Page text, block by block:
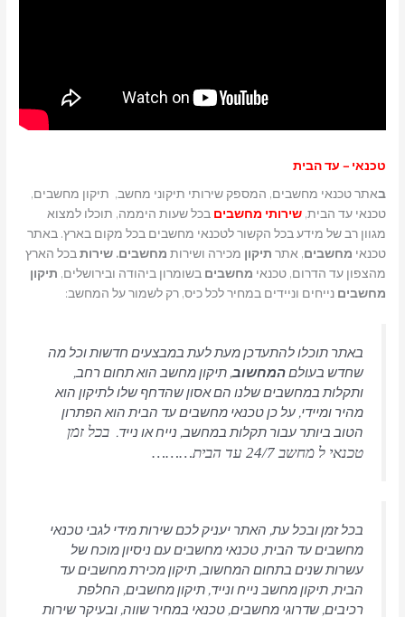
טכנאי – עד הבית
אתר טכנאי מחשבים, המספק שירותי תיקוני מחשב, תיקון מחשבים,
טכנאי עד הבית,שירותי מחשביםבכל שעות היממה, תוכלו למצוא
מגוון רב של מידע בכל הקשור לטכנאי מחשבים בכל מקום בארץ. באתר
טכנאימחשבים, אתרתיקוןמכירה ושירותמחשבים. שירותבכל הארץ
מהצפון עד הדרום, טכנאימחשביםבשומרון ביהודה ובירושלים,תיקון
מחשביםנייחים וניידים במחיר לכל כיס, רק לשמור על המחשב:
באתר תוכלו להתעדכן מעת לעת במבצעים חדשות וכל מה
שחדש בעולםהמחשוב, תיקון מחשב הוא תחום רחב,
ותקלות במחשבים שלנו הם אסון שהדחף שלו לתיקון הוא
מהיר ומיידי, על כן טכנאי מחשבים עד הבית הוא הפתרון
הטוב ביותר עבור תקלות במחשב, נייח או נייד.בכל זמן
טכנאי ל מחשב 24/7 עד הבית………
בכל זמן ובכל עת, האתר יעניק לכם שירות מידי לגבי טכנאי
מחשבים עד הבית, טכנאי מחשבים עם ניסיון מוכח של
עשרות שנים בתחום המחשוב, תיקון מכירת מחשבים עד
הבית, תיקון מחשב נייח ונייד, תיקון מחשבים, החלפת
רכיבים, שדרוגי מחשבים, טכנאי במחיר שווה, ובעיקר שירות